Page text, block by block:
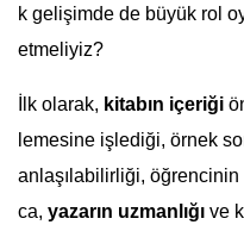
k gelişimde de büyük rol
etmeliyiz?
İlk olarak, kitabın içeriği
lemesine işlediği, örnek
anlaşılabilirliği, öğrencinin
ca, yazarın uzmanlığı ve